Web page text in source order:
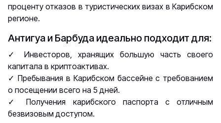
проценту отказов в туристических визах в Карибском
регионе.
Антигуа и Барбуда идеально подходит для:
✓ Инвесторов, хранящих большую часть своего
капитала в криптоактивах.
✓ Пребывания в Карибском бассейне с требованием
о посещении всего на 5 дней.
✓ Получения карибского паспорта с отличным
безвизовым доступом.